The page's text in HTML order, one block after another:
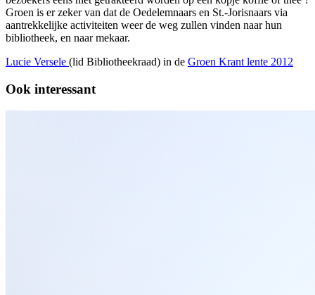
Groen is er zeker van dat de Oedelemnaars en St.-Jorisnaars via
aantrekkelijke activiteiten weer de weg zullen vinden naar hun
bibliotheek, en naar mekaar.
Lucie Versele (lid Bibliotheekraad) in de Groen Krant lente 2012
Ook interessant